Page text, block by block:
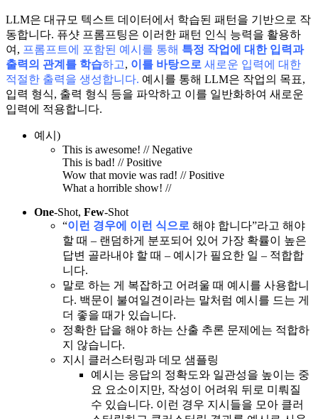
LLM은 대규모 텍스트 데이터에서 학습된 패턴을 기반으로 작
동합니다. 퓨샷 프롬프팅은 이러한 패턴 인식 능력을 활용하
여, 프롬프트에 포함된 예시를 통해 특정 작업에 대한 입력과
출력의 관계를 학습하고, 이를 바탕으로 새로운 입력에 대한
적절한 출력을 생성합니다. 예시를 통해 LLM은 작업의 목표,
입력 형식, 출력 형식 등을 파악하고 이를 일반화하여 새로운
입력에 적용합니다.
예시)
This is awesome! // Negative
This is bad! // Positive
Wow that movie was rad! // Positive
What a horrible show! //
One-Shot, Few-Shot
“이런 경우에 이런 식으로 해야 합니다”라고 해야
할 때 – 랜덤하게 분포되어 있어 가장 확률이 높은
답변 골라내야 할 때 – 예시가 필요한 일 – 적합합
니다.
말로 하는 게 복잡하고 어려울 때 예시를 사용합니
다. 백문이 불여일견이라는 말처럼 예시를 드는 게
더 좋을 때가 있습니다.
정확한 답을 해야 하는 산출 추론 문제에는 적합하
지 않습니다.
지시 클러스터링과 데모 샘플링
예시는 응답의 정확도와 일관성을 높이는 중
요 요소이지만, 작성이 어려워 뒤로 미뤄질
수 있습니다. 이런 경우 지시들을 모아 클러